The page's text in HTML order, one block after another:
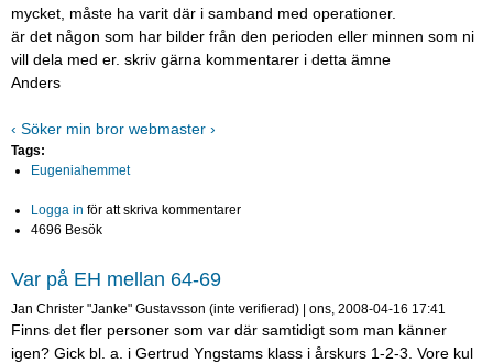
mycket, måste ha varit där i samband med operationer.
är det någon som har bilder från den perioden eller minnen som ni
vill dela med er. skriv gärna kommentarer i detta ämne
Anders
‹ Söker min bror webmaster ›
Tags:
Eugeniahemmet
Logga in för att skriva kommentarer
4696 Besök
Var på EH mellan 64-69
Jan Christer "Janke" Gustavsson (inte verifierad) ons, 2008-04-16 17:41
Finns det fler personer som var där samtidigt som man känner
igen? Gick bl. a. i Gertrud Yngstams klass i årskurs 1-2-3. Vore kul